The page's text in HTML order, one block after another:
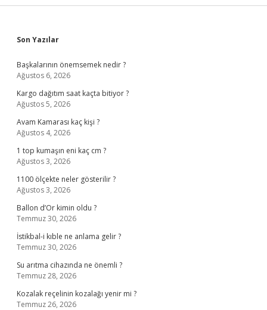
Sidebar
Son Yazılar
Başkalarının önemsemek nedir ?
Ağustos 6, 2026
Kargo dağıtım saat kaçta bitiyor ?
Ağustos 5, 2026
Avam Kamarası kaç kişi ?
Ağustos 4, 2026
1 top kumaşın eni kaç cm ?
Ağustos 3, 2026
1100 ölçekte neler gösterilir ?
Ağustos 3, 2026
Ballon d’Or kimin oldu ?
Temmuz 30, 2026
İstikbal-i kıble ne anlama gelir ?
Temmuz 30, 2026
Su arıtma cihazında ne önemli ?
Temmuz 28, 2026
Kozalak reçelinin kozalağı yenir mi ?
Temmuz 26, 2026